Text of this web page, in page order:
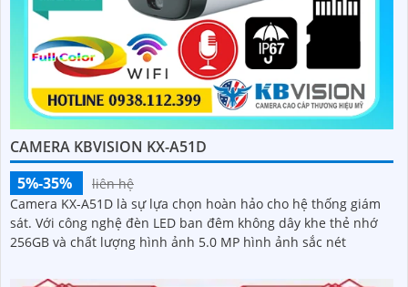
CAMERA KBVISION KX-A51D
5%-35%
liên hệ
Camera KX-A51D là sự lựa chọn hoàn hảo cho hệ thống giám
sát. Với công nghệ đèn LED ban đêm không dây khe thẻ nhớ
256GB và chất lượng hình ảnh 5.0 MP hình ảnh sắc nét